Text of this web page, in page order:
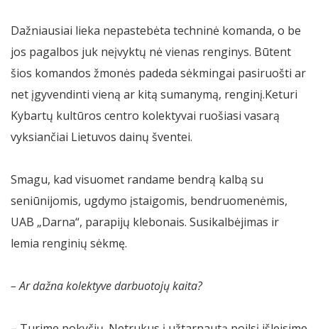
Dažniausiai lieka nepastebėta techninė komanda, o be
jos pagalbos juk neįvyktų nė vienas renginys. Būtent
šios komandos žmonės padeda sėkmingai pasiruošti ar
net įgyvendinti vieną ar kitą sumanymą, renginį.Keturi
Kybartų kultūros centro kolektyvai ruošiasi vasarą
vyksiančiai Lietuvos dainų šventei.
Smagu, kad visuomet randame bendrą kalbą su
seniūnijomis, ugdymo įstaigomis, bendruomenėmis,
UAB „Darna“, parapijų klebonais. Susikalbėjimas ir
lemia renginių sėkmę.
– Ar dažna kolektyve darbuotojų kaita?